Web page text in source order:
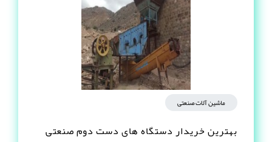
ماشین آلات صنعتی
بهترین خریدار دستگاه های دست دوم صنعتی